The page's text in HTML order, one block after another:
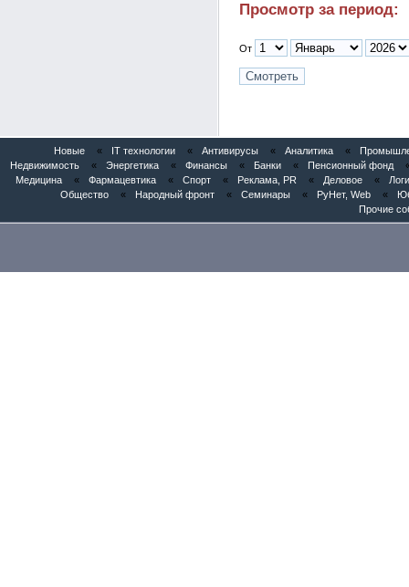
Просмотр за период:
От
Новые « IT технологии « Антивирусы « Аналитика «
Недвижимость
« Энергетика « Финансы « Банки « Пенсионный фонд
Медицина
« Фармацевтика « Спорт « Реклама, PR « Деловое «
Общество
« Народный фронт « Семинары « РуНет, Web «
Прочие